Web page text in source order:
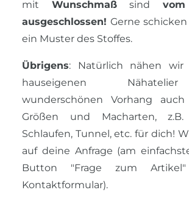
mit Wunschmaßsind
ausgeschlossen!Gerne
ein Muster des Stoffes.
Übrigens: Natürlich nähen wir
hauseigenen
wunderschönen Vorhang
Größen und Macharten,
Schlaufen, Tunnel, etc. für dich!
auf deine Anfrage (am
Button "Frage zum
Kontaktformular).